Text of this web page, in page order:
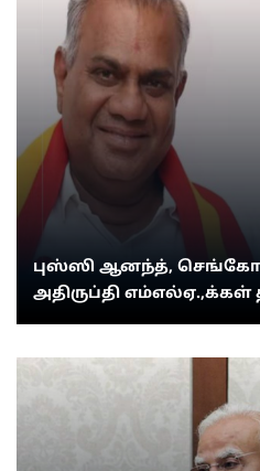
புஸ்ஸி ஆனந்த்,
அதிருப்தி எம்எல்ஏ.,க்கள்